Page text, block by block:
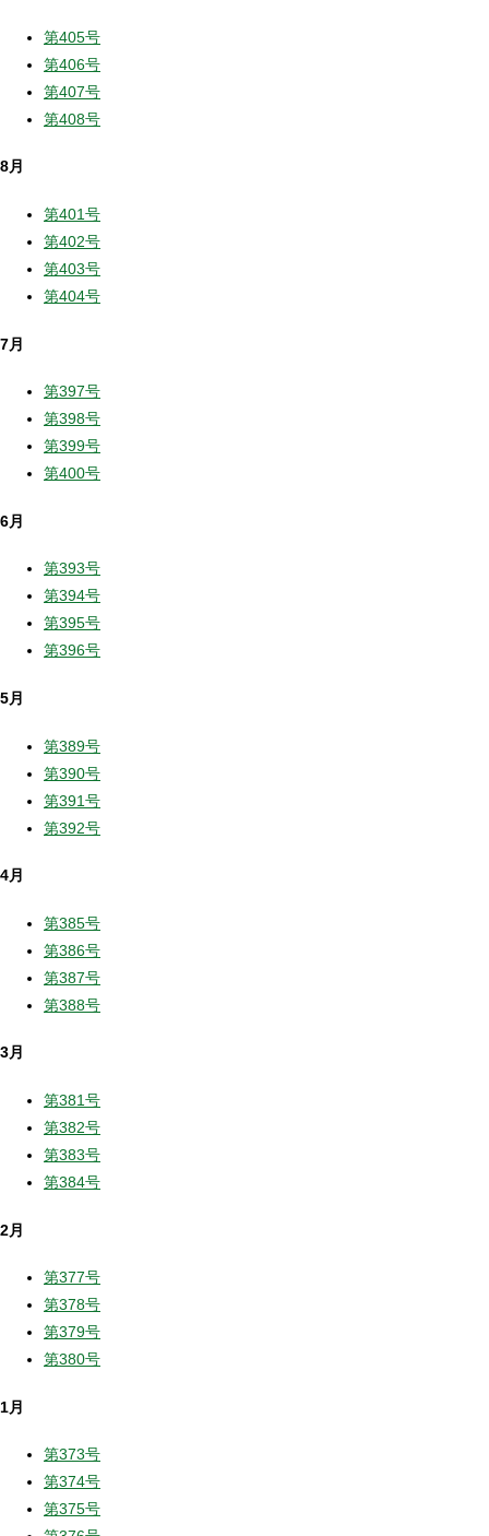
第405号
第406号
第407号
第408号
8月
第401号
第402号
第403号
第404号
7月
第397号
第398号
第399号
第400号
6月
第393号
第394号
第395号
第396号
5月
第389号
第390号
第391号
第392号
4月
第385号
第386号
第387号
第388号
3月
第381号
第382号
第383号
第384号
2月
第377号
第378号
第379号
第380号
1月
第373号
第374号
第375号